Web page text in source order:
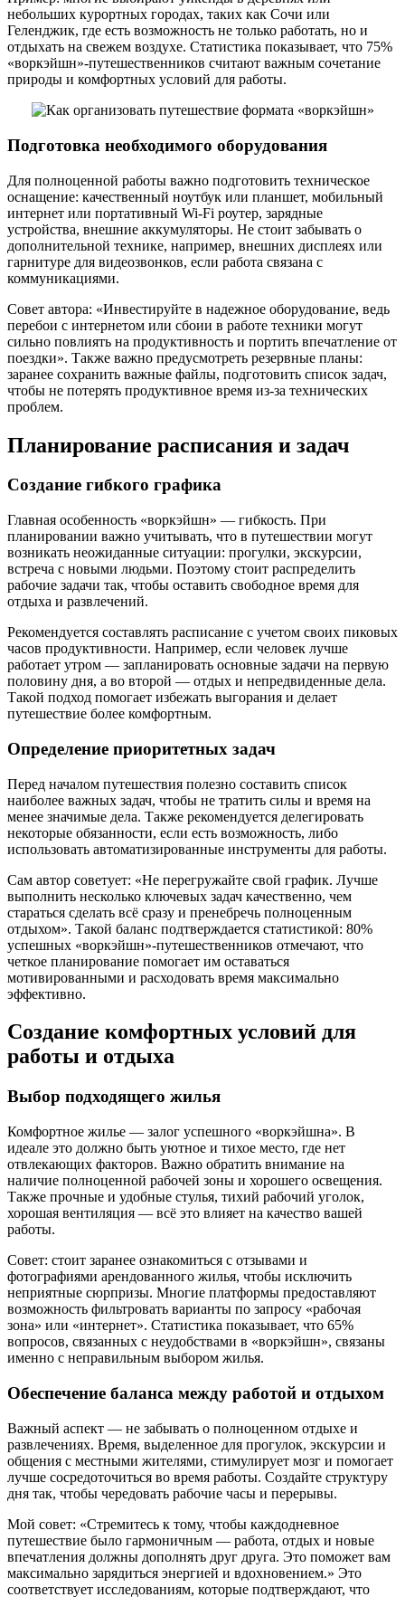
небольших курортных городах, таких как Сочи или
Геленджик, где есть возможность не только работать, но и
отдыхать на свежем воздухе. Статистика показывает, что 75%
«воркэйшн»-путешественников считают важным сочетание
природы и комфортных условий для работы.
Подготовка необходимого оборудования
Для полноценной работы важно подготовить техническое
оснащение: качественный ноутбук или планшет, мобильный
интернет или портативный Wi-Fi роутер, зарядные
устройства, внешние аккумуляторы. Не стоит забывать о
дополнительной технике, например, внешних дисплеях или
гарнитуре для видеозвонков, если работа связана с
коммуникациями.
Совет автора: «Инвестируйте в надежное оборудование, ведь
перебои с интернетом или сбоии в работе техники могут
сильно повлиять на продуктивность и портить впечатление от
поездки». Также важно предусмотреть резервные планы:
заранее сохранить важные файлы, подготовить список задач,
чтобы не потерять продуктивное время из-за технических
проблем.
Планирование расписания и задач
Создание гибкого графика
Главная особенность «воркэйшн» — гибкость. При
планировании важно учитывать, что в путешествии могут
возникать неожиданные ситуации: прогулки, экскурсии,
встреча с новыми людьми. Поэтому стоит распределить
рабочие задачи так, чтобы оставить свободное время для
отдыха и развлечений.
Рекомендуется составлять расписание с учетом своих пиковых
часов продуктивности. Например, если человек лучше
работает утром — запланировать основные задачи на первую
половину дня, а во второй — отдых и непредвиденные дела.
Такой подход помогает избежать выгорания и делает
путешествие более комфортным.
Определение приоритетных задач
Перед началом путешествия полезно составить список
наиболее важных задач, чтобы не тратить силы и время на
менее значимые дела. Также рекомендуется делегировать
некоторые обязанности, если есть возможность, либо
использовать автоматизированные инструменты для работы.
Сам автор советует: «Не перегружайте свой график. Лучше
выполнить несколько ключевых задач качественно, чем
стараться сделать всё сразу и пренебречь полноценным
отдыхом». Такой баланс подтверждается статистикой: 80%
успешных «воркэйшн»-путешественников отмечают, что
четкое планирование помогает им оставаться
мотивированными и расходовать время максимально
эффективно.
Создание комфортных условий для
работы и отдыха
Выбор подходящего жилья
Комфортное жилье — залог успешного «воркэйшна». В
идеале это должно быть уютное и тихое место, где нет
отвлекающих факторов. Важно обратить внимание на
наличие полноценной рабочей зоны и хорошего освещения.
Также прочные и удобные стулья, тихий рабочий уголок,
хорошая вентиляция — всё это влияет на качество вашей
работы.
Совет: стоит заранее ознакомиться с отзывами и
фотографиями арендованного жилья, чтобы исключить
неприятные сюрпризы. Многие платформы предоставляют
возможность фильтровать варианты по запросу «рабочая
зона» или «интернет». Статистика показывает, что 65%
вопросов, связанных с неудобствами в «воркэйшн», связаны
именно с неправильным выбором жилья.
Обеспечение баланса между работой и отдыхом
Важный аспект — не забывать о полноценном отдыхе и
развлечениях. Время, выделенное для прогулок, экскурсии и
общения с местными жителями, стимулирует мозг и помогает
лучше сосредоточиться во время работы. Создайте структуру
дня так, чтобы чередовать рабочие часы и перерывы.
Мой совет: «Стремитесь к тому, чтобы каждодневное
путешествие было гармоничным — работа, отдых и новые
впечатления должны дополнять друг друга. Это поможет вам
максимально зарядиться энергией и вдохновением.» Это
соответствует исследованиям, которые подтверждают, что